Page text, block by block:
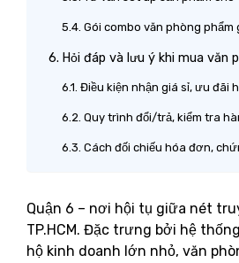
Gói combo văn phòng phẩm
Hỏi đáp và lưu ý khi mua văn
Điều kiện nhận giá sỉ, ưu đãi
Quy trình đổi/trả, kiểm tra
Cách đối chiếu hóa đơn,
Quận 6 – nơi hội tụ giữa nét
TP.HCM. Đặc trưng bởi hệ
hộ kinh doanh lớn nhỏ, văn